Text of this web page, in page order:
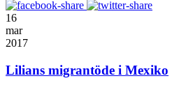
16
mar
2017
Lilians migrantöde i Mexiko